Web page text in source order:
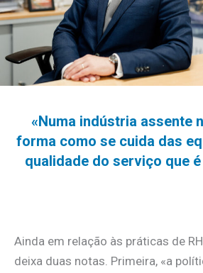
«Numa indústria assente
forma como se cuida das
qualidade do serviço que
Ainda em relação às práticas de
deixa duas notas. Primeira, «a